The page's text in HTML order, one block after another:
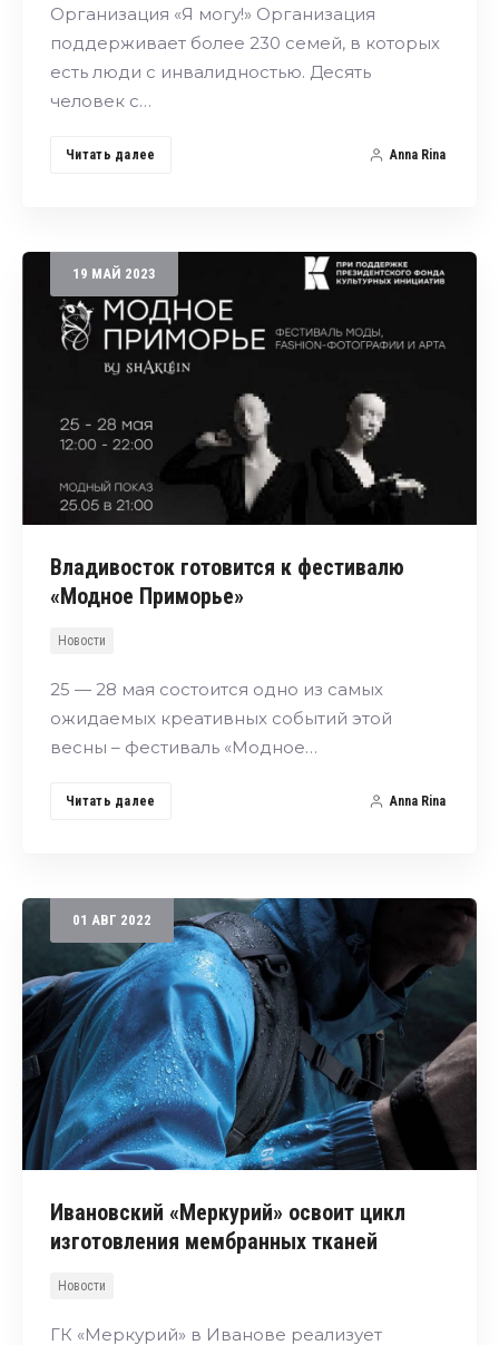
Организация «Я могу!» Организация
поддерживает более 230 семей, в которых
есть люди с инвалидностью. Десять
человек с…
Читать далее Anna Rina
19 МАЙ 2023
Владивосток готовится к фестивалю
«Модное Приморье»
Новости
25 — 28 мая состоится одно из самых
ожидаемых креативных событий этой
весны – фестиваль «Модное…
Читать далее Anna Rina
01 АВГ 2022
Ивановский «Меркурий» освоит цикл
изготовления мембранных тканей
Новости
ГК «Меркурий» в Иванове реализует